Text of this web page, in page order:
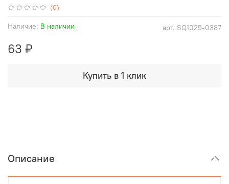
(0)
арт. SQ1025-0387
Наличие: В наличии
63 ₽
Купить в 1 клик
Описание